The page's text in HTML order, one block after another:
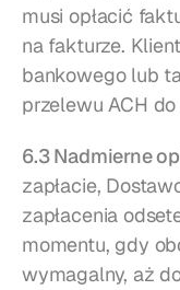
musi opłacić
na fakturze.
bankowego lub
przelewu ACH
6.3 Nadmierne
zapłacie,
zapłacenia
momentu, gdy
wymagalny, aż